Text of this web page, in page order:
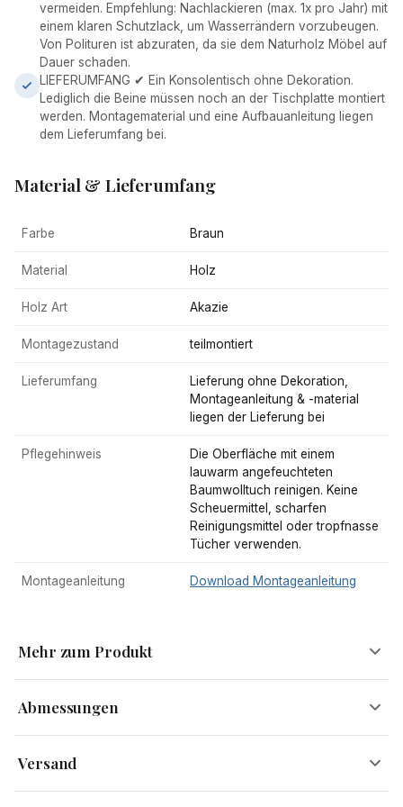
vermeiden. Empfehlung: Nachlackieren (max. 1x pro Jahr) mit
einem klaren Schutzlack, um Wasserrändern vorzubeugen.
Von Polituren ist abzuraten, da sie dem Naturholz Möbel auf
Dauer schaden.
LIEFERUMFANG ✔ Ein Konsolentisch ohne Dekoration.
Lediglich die Beine müssen noch an der Tischplatte montiert
werden. Montagematerial und eine Aufbauanleitung liegen
dem Lieferumfang bei.
Material & Lieferumfang
Farbe Braun
Material Holz
Holz Art Akazie
Montagezustand teilmontiert
Lieferumfang
Lieferung ohne Dekoration,
Montageanleitung & -material
liegen der Lieferung bei
Pflegehinweis
Die Oberfläche mit einem
lauwarm angefeuchteten
Baumwolltuch reinigen. Keine
Scheuermittel, scharfen
Reinigungsmittel oder tropfnasse
Tücher verwenden.
Montageanleitung Download Montageanleitung
Mehr zum Produkt
Holztisch mit moderner Eleganz
Abmessungen
Versand